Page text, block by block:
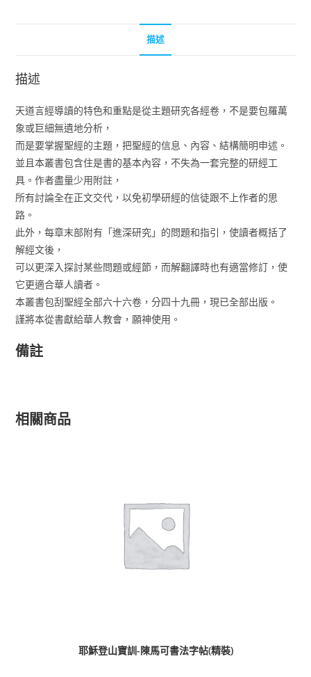
描述
描述
天道言經導讀的特色和重點是從主題研究各經卷，不是要包羅萬
象或巨細無遺地分析，
而是要掌握聖經的主題，把聖經的信息、內容、結構簡明申述。
並且本叢書包含住是書的基本內容，不失為一套完整的研經工
具。作者盡量少用附註，
所有討論全在正文交代，以免初學研經的信徒跟不上作者的思
路。
此外，每章末部附有「進深研究」的問題和指引，使讀者概括了
解經文後，
可以更深入探討某些問題或經節，而解翻譯時也有適當修訂，使
它更適合華人讀者。
本叢書包刮聖經全部六十六卷，分四十九冊，現已全部出版。
謹將本從書獻給華人教會，願神使用。
備註
相關商品
耶穌登山寶訓-陳馬可書法字帖(精裝)